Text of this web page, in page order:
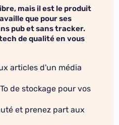
mais il est le produit
que pour ses
pub et sans tracker.
de qualité en vous
articles d'un média
de stockage pour vos
et prenez part aux